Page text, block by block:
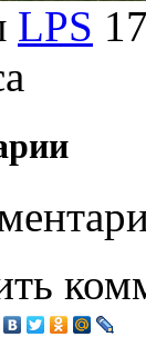
LPS